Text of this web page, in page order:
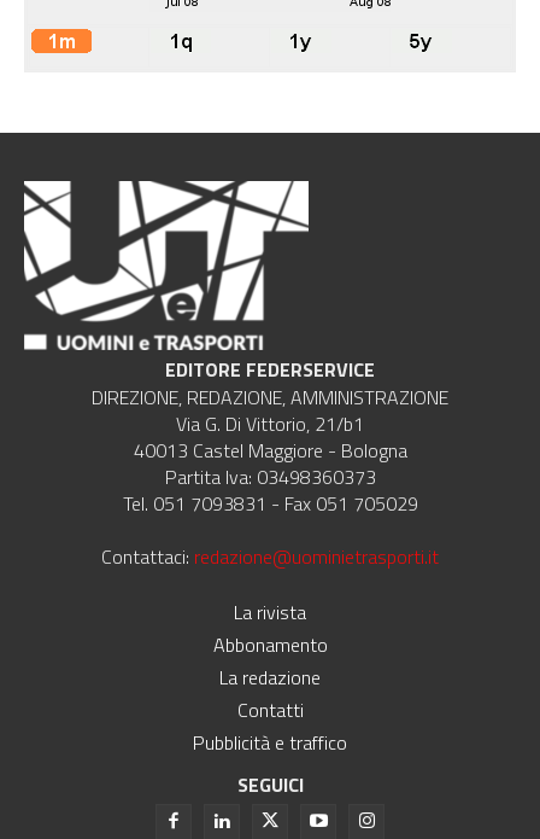
EDITORE FEDERSERVICE
DIREZIONE, REDAZIONE, AMMINISTRAZIONE
Via G. Di Vittorio, 21/b1
40013 Castel Maggiore - Bologna
Partita Iva: 03498360373
Tel. 051 7093831 - Fax 051 705029
Contattaci: redazione@uominietrasporti.it
La rivista
Abbonamento
La redazione
Contatti
Pubblicità e traffico
SEGUICI